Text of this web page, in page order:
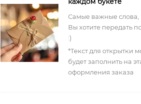
Самые важные слова,
Вы хотите передать
:)
*Текст для открытки
будет заполнить на
оформления заказа